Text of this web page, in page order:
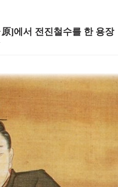
]에서 전진철수를 한 용장